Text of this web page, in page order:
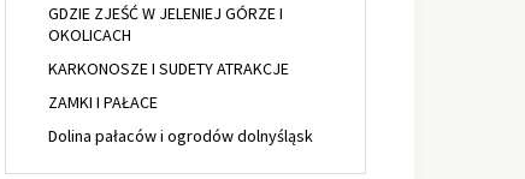
GDZIE ZJEŚĆ W JELENIEJ GÓRZE I
OKOLICACH
KARKONOSZE I SUDETY ATRAKCJE
ZAMKI I PAŁACE
Dolina pałaców i ogrodów dolnyśląsk